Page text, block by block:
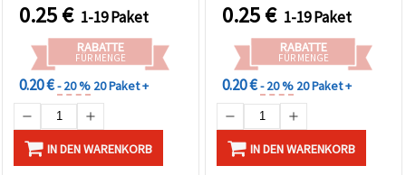
0.25€ 1-19 Paket
RABATTE
FÜR MENGE
0.20 €- 20 % 20 Paket +
IN DEN WARENKORB
0.25€ 1-19 Paket
RABATTE
FÜR MENGE
0.20 €- 20 % 20 Paket +
IN DEN WARENKORB